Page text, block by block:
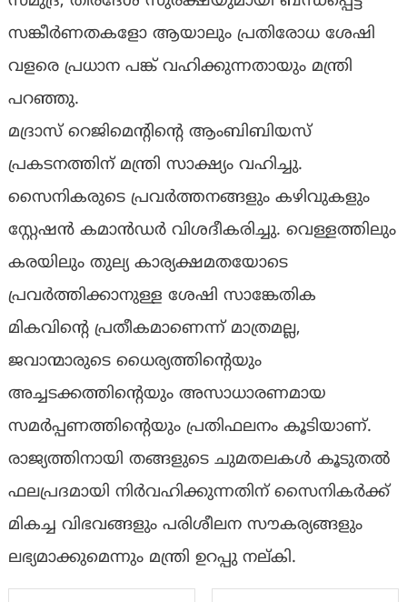
സങ്കീർണതകളോ ആയാലും പ്രതിരോധ ശേഷി
വളരെ പ്രധാന പങ്ക് വഹിക്കുന്നതായും മന്ത്രി
പറഞ്ഞു.
മദ്രാസ് റെജിമെന്റിന്റെ ആംബിബിയസ്
പ്രകടനത്തിന് മന്ത്രി സാക്ഷ്യം വഹിച്ചു.
സൈനികരുടെ പ്രവർത്തനങ്ങളും കഴിവുകളും
സ്റ്റേഷൻ കമാൻഡർ വിശദീകരിച്ചു. വെള്ളത്തിലും
കരയിലും തുല്യ കാര്യക്ഷമതയോടെ
പ്രവർത്തിക്കാനുള്ള ശേഷി സാങ്കേതിക
മികവിന്റെ പ്രതീകമാണെന്ന് മാത്രമല്ല,
ജവാന്മാരുടെ ധൈര്യത്തിൻ്റെയും
അച്ചടക്കത്തിൻ്റെയും അസാധാരണമായ
സമർപ്പണത്തിൻ്റെയും പ്രതിഫലനം കൂടിയാണ്.
രാജ്യത്തിനായി തങ്ങളുടെ ചുമതലകൾ കൂടുതൽ
ഫലപ്രദമായി നിർവഹിക്കുന്നതിന് സൈനികർക്ക്
മികച്ച വിഭവങ്ങളും പരിശീലന സൗകര്യങ്ങളും
ലഭ്യമാക്കുമെന്നും മന്ത്രി ഉറപ്പു നല്കി.